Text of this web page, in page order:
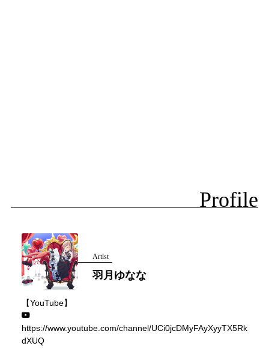
Profile
Artist
羽月ゆなな
【YouTube】
https://www.youtube.com/channel/UCi0jcDMyFAyXyyTX5Rk
dXUQ